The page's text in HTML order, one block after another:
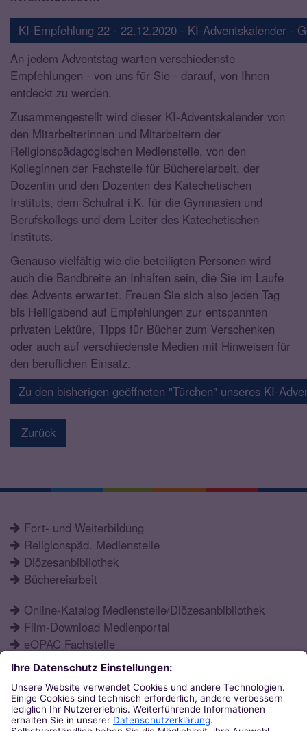
KI-Empfehlung 22 - 22.12.2020 - KI-Adventskalender -
An jedem Adventstag warten verschiedenste
Empfehlungen - von uns für Sie - darauf, von Ihnen
entdeckt zu werden.
Zusammengestellt wird dieser KI-Adventskalender von
den Mitarbeiterinnen und Mitarbeitern der
Religionspädagogischen Medienstelle, von den
Kolleginnen der Fachstelle für Büchereiarbeit, der
Dozentin und den Dozenten des Katechetischen
Instituts, dem Schulrat i.K. für die Gymnasien und
Berufskollegs und dem Leiter des Katechetischen
Instituts.
Genauso vielfältig wie die beteiligten Personen wird
auch die Bandbreite an Inhalten sein, die Sie im Laufe
des Advents erwartet. Freuen Sie sich also jeden Tag
bis Heiligabend auf Empfehlungen zur entspannten
privaten Lektüre, Tipps für Bücher zum Verschenken
oder auch auf verschiedenste Medien mit Hinweisen für
den beruflichen Einsatz.
Zu den bisherigen geöffneten "Türchen" unseres KI-
Zurück
Fort- und Weiterbildung
Religionspäd. Medienstelle
Diözesanbibliothek
Büchereiarbeit
Online-Katalog Medienstelle/Diözesanbibliothek
Film-Download Medienportal
eOPAC Fachstelle
Fortbildungsprogramm
Schulformen
Öffnungszeiten
Aktuelles